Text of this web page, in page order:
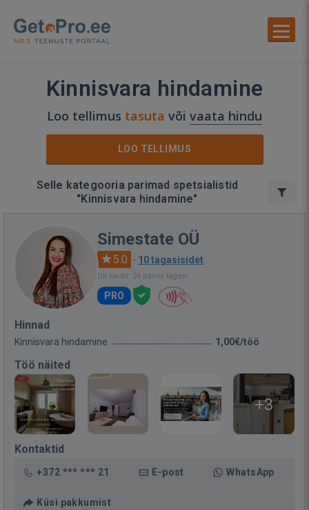
Kinnisvara hindamine
Loo tellimus tasuta või vaata hindu
LOO TELLIMUS
Selle kategooria parimad spetsialistid
"Kinnisvara hindamine"
Simestate OÜ
5.0 · 10 tagasisidet
Oli saidil: 26 päeva tagasi
PRO
Hinnad
Kinnisvara hindamine 1,00€/töö
Töö näited
+3
Kontaktid
+372 *** *** 21 E-post WhatsApp
Küsi pakkumist